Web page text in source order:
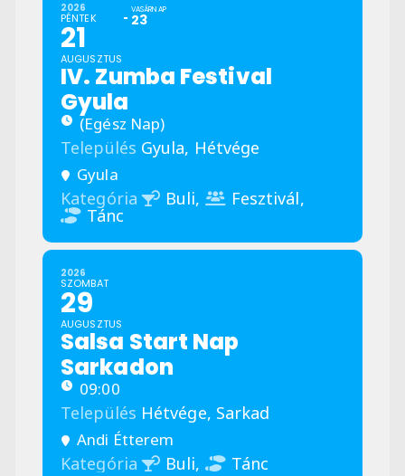
2026
PÉNTEK
21
AUGUSZTUS
VASÁRNAP
23
IV. Zumba Festival
Gyula
(Egész Nap)
Település Gyula, Hétvége
Gyula
Kategória Buli, Fesztivál,
Tánc
2026
SZOMBAT
29
AUGUSZTUS
Salsa Start Nap
Sarkadon
09:00
Település Hétvége, Sarkad
Andi Étterem
Kategória Buli, Tánc